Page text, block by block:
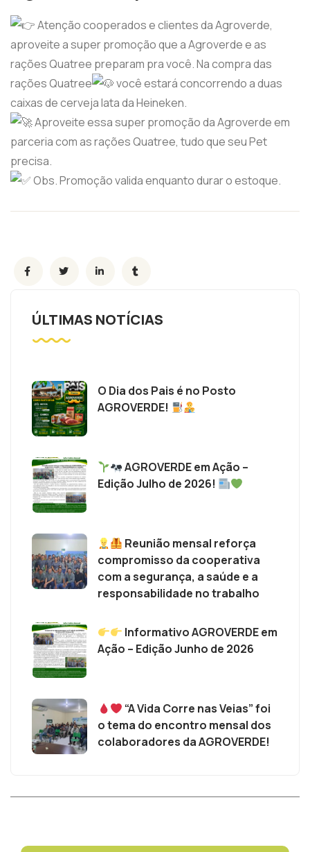
Atenção cooperados e clientes da Agroverde,
aproveite a super promoção que a Agroverde e as
rações Quatree preparam pra você. Na compra das
rações Quatree
você estará concorrendo a duas
caixas de cerveja lata da Heineken.
Aproveite essa super promoção da Agroverde em
parceria com as rações Quatree, tudo que seu Pet
precisa.
Obs. Promoção valida enquanto durar o estoque.
ÚLTIMAS NOTÍCIAS
O Dia dos Pais é no Posto
AGROVERDE!
AGROVERDE em Ação –
Edição Julho de 2026!
Reunião mensal reforça
compromisso da cooperativa
com a segurança, a saúde e a
responsabilidade no trabalho
Informativo AGROVERDE em
Ação – Edição Junho de 2026
“A Vida Corre nas Veias” foi
o tema do encontro mensal dos
colaboradores da AGROVERDE!